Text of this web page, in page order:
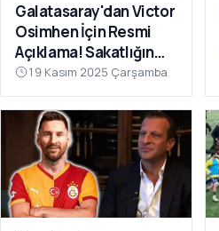
Galatasaray'dan Victor
Osimhen İçin Resmi
Açıklama! Sakatlığın
Son Durumu Belli Oldu
19 Kasım 2025 Çarşamba